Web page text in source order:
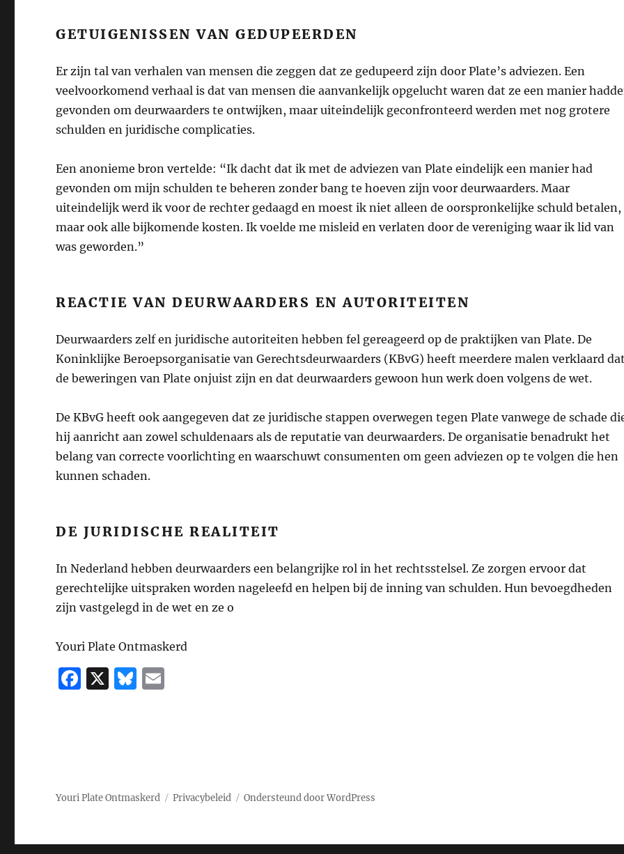
GETUIGENISSEN VAN GEDUPEERDEN
Er zijn tal van verhalen van mensen die zeggen dat ze gedupeerd zijn door Plate’s adviezen. Een
veelvoorkomend verhaal is dat van mensen die aanvankelijk opgelucht waren dat ze een manier
gevonden om deurwaarders te ontwijken, maar uiteindelijk geconfronteerd werden met nog grotere
schulden en juridische complicaties.
Een anonieme bron vertelde: “Ik dacht dat ik met de adviezen van Plate eindelijk een manier had
gevonden om mijn schulden te beheren zonder bang te hoeven zijn voor deurwaarders. Maar
uiteindelijk werd ik voor de rechter gedaagd en moest ik niet alleen de oorspronkelijke schuld betalen,
maar ook alle bijkomende kosten. Ik voelde me misleid en verlaten door de vereniging waar ik lid van
was geworden.”
REACTIE VAN DEURWAARDERS EN AUTORITEITEN
Deurwaarders zelf en juridische autoriteiten hebben fel gereageerd op de praktijken van Plate. De
Koninklijke Beroepsorganisatie van Gerechtsdeurwaarders (KBvG) heeft meerdere malen verklaard
de beweringen van Plate onjuist zijn en dat deurwaarders gewoon hun werk doen volgens de wet.
De KBvG heeft ook aangegeven dat ze juridische stappen overwegen tegen Plate vanwege de schade
hij aanricht aan zowel schuldenaars als de reputatie van deurwaarders. De organisatie benadrukt het
belang van correcte voorlichting en waarschuwt consumenten om geen adviezen op te volgen die hen
kunnen schaden.
DE JURIDISCHE REALITEIT
In Nederland hebben deurwaarders een belangrijke rol in het rechtsstelsel. Ze zorgen ervoor dat
gerechtelijke uitspraken worden nageleefd en helpen bij de inning van schulden. Hun bevoegdheden
zijn vastgelegd in de wet en ze o
Youri Plate Ontmaskerd
F
o
X
B
y
Youri Plate Ontmaskerd Privacybeleid Ondersteund door WordPress